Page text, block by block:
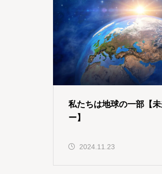
私たちは地球の一部【
ー】
2024.11.23